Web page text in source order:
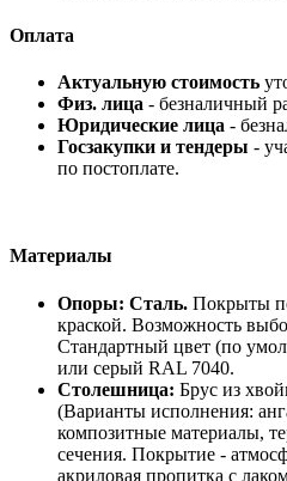
Оплата
Актуальную стоимость
Физ. лица - безналичный
Юридические лица -
Госзакупки и тендеры -
по постоплате.
Материалы
Опоры: Сталь. Покрыты
краской. Возможность
Стандартный цвет (по
или серый RAL 7040.
Столешница: Брус из
(Варианты исполнения:
композитные материалы,
сечения. Покрытие -
акриловая пропитка с